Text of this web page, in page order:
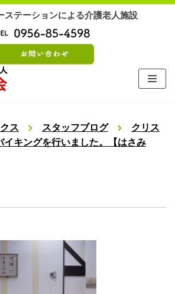
ステーションによる介護老人施設
ス スタッフブログ
クリス
イキングを行いました。【はさみ